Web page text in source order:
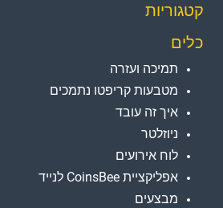
קטגוריות
כלים
תמיכה ועזרה
מטבעות קריפטו נתמכים
איך זה עובד
ניוזלטר
לוח אירועים
אפליקציית CoinsBee לנייד
מבצעים